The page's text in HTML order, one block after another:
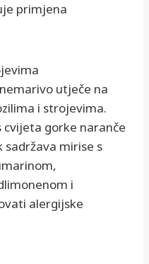
primjena
utječe na
i strojevima.
cvijeta gorke naranče
sadržava mirise s
i
alergijske